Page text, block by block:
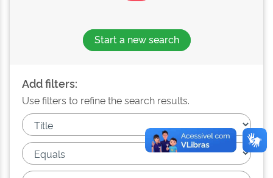
Start a new search
Add filters:
Use filters to refine the search results.